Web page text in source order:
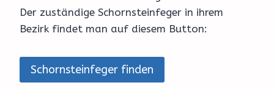
Der zuständige Schornsteinfeger in ihrem
Bezirk findet man auf diesem Button:
Schornsteinfeger finden